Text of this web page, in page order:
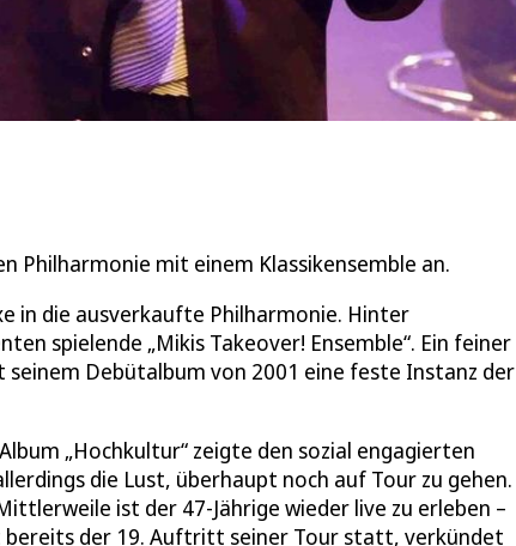
Philharmonie mit einem Klassikensemble an.
in die ausverkaufte Philharmonie. Hinter
spielende „Mikis Takeover! Ensemble“. Ein feiner
Debütalbum von 2001 eine feste Instanz der
„Hochkultur“ zeigte den sozial engagierten
die Lust, überhaupt noch auf Tour zu gehen.
ist der 47-Jährige wieder live zu erleben –
bereits der 19. Auftritt seiner Tour statt, verkündet